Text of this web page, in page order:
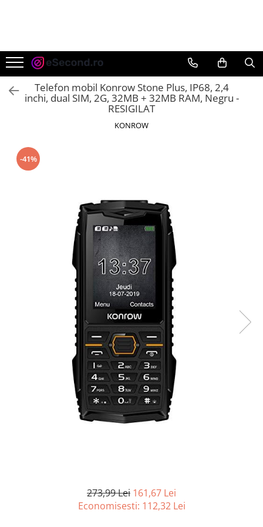
Auto Moto
Accesorii Auto
Anvelope & Jante
Echipamente pentru Atelier
Intretinere & Cosmetica auto
Moto
Trotinete electrice
Casa, Gradina & Bricolaj
Bucatarie & Servire
Curatenie si intretinere
Hobby-uri creative
Iluminat & Electrice
Kit-uri automatizari porti si usi
Mobila gradina & terasa
Mobila Living & Dining
Silicon, spume si solutii tehnice
Telefon mobil Konrow Stone Plus, IP68, 2,4
inchi, dual SIM, 2G, 32MB + 32MB RAM, Negru -
RESIGILAT
KONROW
-41%
273,99 Lei 161,67 Lei
Economisesti: 112,32 Lei